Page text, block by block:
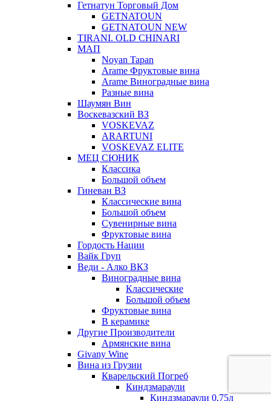
Гетнатун Торговый Дом
GETNATOUN
GETNATOUN NEW
TIRANI. OLD CHINARI
МАП
Noyan Tapan
Arame Фруктовые вина
Arame Виноградные вина
Разные вина
Шаумян Вин
Воскевазский ВЗ
VOSKEVAZ
ARARTUNI
VOSKEVAZ ELITE
МЕЦ СЮНИК
Классика
Большой объем
Гиневан ВЗ
Классические вина
Большой объем
Сувенирные вина
Фруктовые вина
Гордость Нации
Вайк Груп
Веди - Алко ВКЗ
Виноградные вина
Классические
Большой объем
Фруктовые вина
В керамике
Другие Производители
Армянские вина
Givany Wine
Вина из Грузии
Кварельский Погреб
Киндзмараули
Киндзмараули 0,75л